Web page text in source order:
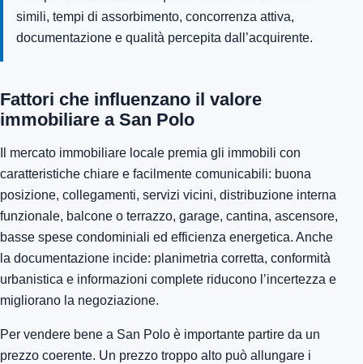
simili, tempi di assorbimento, concorrenza attiva,
documentazione e qualità percepita dall’acquirente.
Fattori che influenzano il valore
immobiliare a San Polo
Il mercato immobiliare locale premia gli immobili con
caratteristiche chiare e facilmente comunicabili: buona
posizione, collegamenti, servizi vicini, distribuzione interna
funzionale, balcone o terrazzo, garage, cantina, ascensore,
basse spese condominiali ed efficienza energetica. Anche
la documentazione incide: planimetria corretta, conformità
urbanistica e informazioni complete riducono l’incertezza e
migliorano la negoziazione.
Per vendere bene a San Polo è importante partire da un
prezzo coerente. Un prezzo troppo alto può allungare i